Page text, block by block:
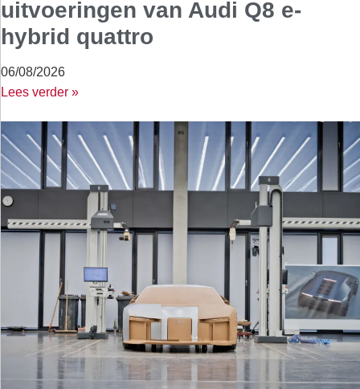
uitvoeringen van Audi Q8 e-
hybrid quattro
06/08/2026
Lees verder »